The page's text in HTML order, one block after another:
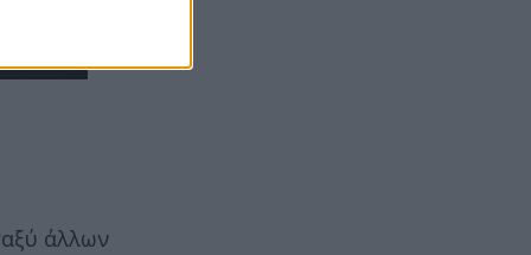
άλλων